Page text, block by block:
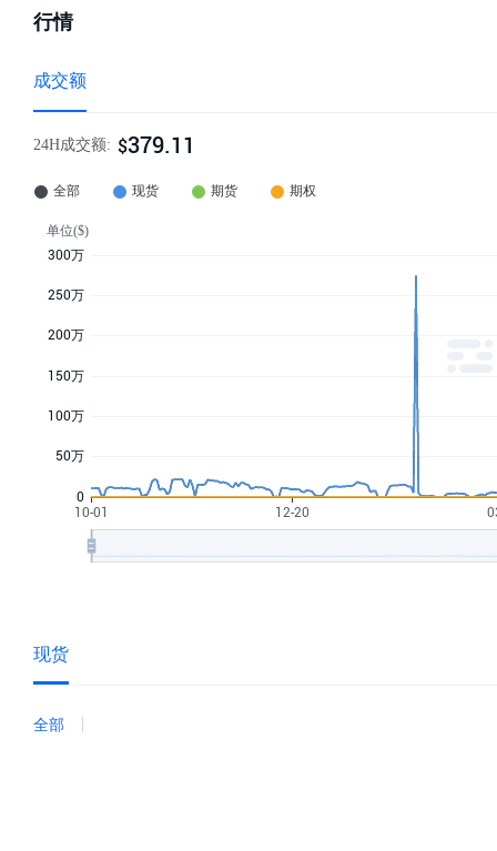
行情
成交额
24H成交额: $379.11
现货
全部